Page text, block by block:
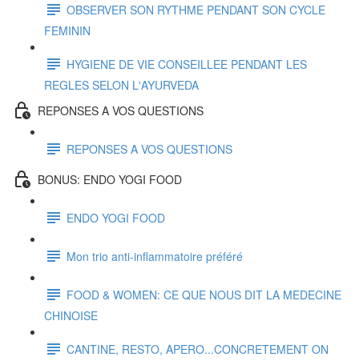
OBSERVER SON RYTHME PENDANT SON CYCLE
FEMININ
HYGIENE DE VIE CONSEILLEE PENDANT LES
REGLES SELON L'AYURVEDA
REPONSES A VOS QUESTIONS
REPONSES A VOS QUESTIONS
BONUS: ENDO YOGI FOOD
ENDO YOGI FOOD
Mon trio anti-inflammatoire préféré
FOOD & WOMEN: CE QUE NOUS DIT LA MEDECINE
CHINOISE
CANTINE, RESTO, APERO...CONCRETEMENT ON